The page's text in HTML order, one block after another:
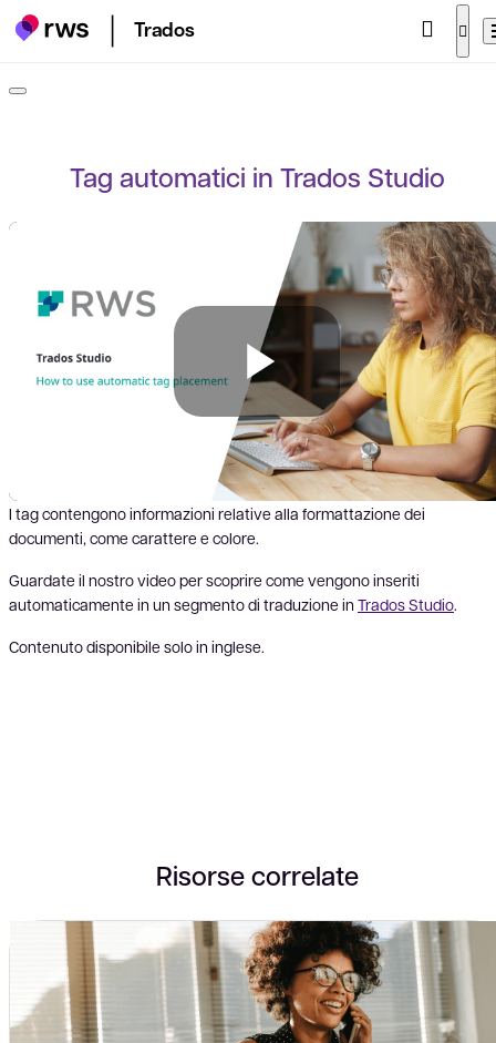
Trados
Tag automatici in Trados Studio
I tag contengono informazioni relative alla formattazione dei
documenti, come carattere e colore.
Guardate il nostro video per scoprire come vengono inseriti
automaticamente in un segmento di traduzione in Trados Studio.
Contenuto disponibile solo in inglese.
Play
Risorse correlate